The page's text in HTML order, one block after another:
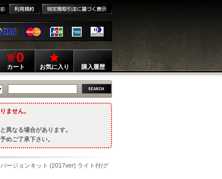
0
カート お気に入り 購入履歴
ません。
異なる場合があります。
めご了承下さい。
ージョンキット (2017ver) ライト付/グ